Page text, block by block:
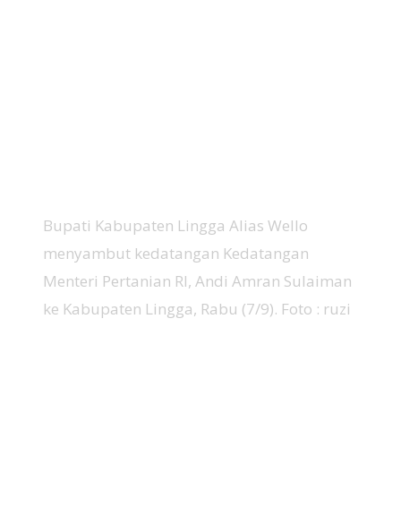
Bupati Kabupaten Lingga Alias Wello
menyambut kedatangan Kedatangan
Menteri Pertanian RI, Andi Amran Sulaiman
ke Kabupaten Lingga, Rabu (7/9). Foto : ruzi